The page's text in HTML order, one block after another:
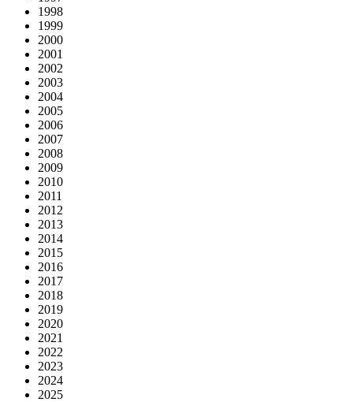
1998
1999
2000
2001
2002
2003
2004
2005
2006
2007
2008
2009
2010
2011
2012
2013
2014
2015
2016
2017
2018
2019
2020
2021
2022
2023
2024
2025